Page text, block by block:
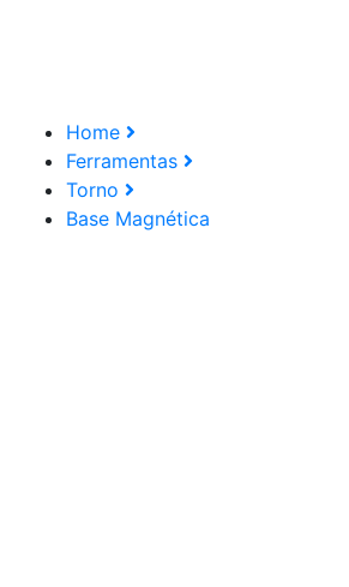
Home
Ferramentas
Torno
Base Magnética